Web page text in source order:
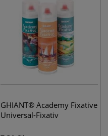
GHIANT® Academy Fixative
Universal-Fixativ